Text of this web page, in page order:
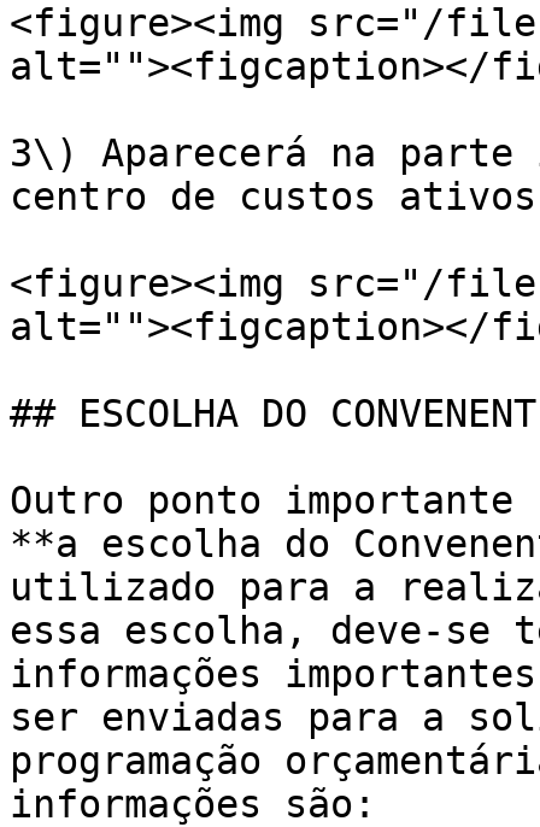
<figure><img src="/
alt=""><figcaption></
3\) Aparecerá na
centro de custos
<figure><img src="/files/
alt=""><figcaption></
## ESCOLHA DO
Outro ponto
**a escolha do
utilizado para a
essa escolha, deve-se
informações
ser enviadas para a
programação
informações são: